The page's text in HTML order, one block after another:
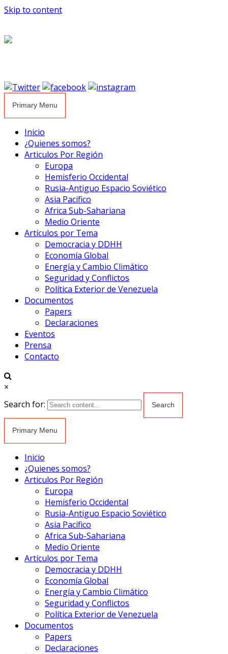
Skip to content
Primary Menu
Inicio
¿Quienes somos?
Articulos Por Región
Europa
Hemisferio Occidental
Rusia-Antiguo Espacio Soviético
Asia Pacífico
Africa Sub-Sahariana
Medio Oriente
Artículos por Tema
Democracia y DDHH
Economía Global
Energía y Cambio Climático
Seguridad y Conflictos
Política Exterior de Venezuela
Documentos
Papers
Declaraciones
Eventos
Prensa
Contacto
×
Search for:
Primary Menu
Inicio
¿Quienes somos?
Articulos Por Región
Europa
Hemisferio Occidental
Rusia-Antiguo Espacio Soviético
Asia Pacífico
Africa Sub-Sahariana
Medio Oriente
Artículos por Tema
Democracia y DDHH
Economía Global
Energía y Cambio Climático
Seguridad y Conflictos
Política Exterior de Venezuela
Documentos
Papers
Declaraciones